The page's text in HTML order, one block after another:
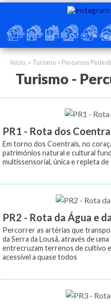
Início. > Turismo > Percursos
Turismo -
PR1 - Rota dos
Em torno dos Coentrais, no
patrimónios natural e cultural
multissensorial, única e repleta de
PR2 - Rota da Água e
Percorrer as artérias que
da Serra da Lousã, através de
entrecruzam terrenos de cultivo e
acessível a quase todos